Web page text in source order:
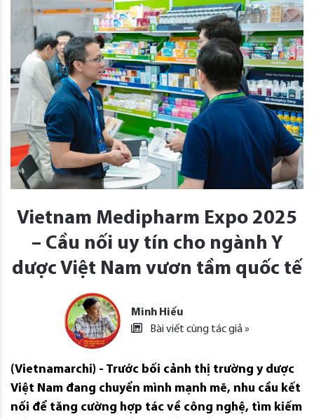
Vietnam Medipharm Expo 2025
– Cầu nối uy tín cho ngành Y
dược Việt Nam vươn tầm quốc tế
Minh Hiếu
Bài viết cùng tác giả »
(Vietnamarchi) - Trước bối cảnh thị trường y dược
Việt Nam đang chuyển mình mạnh mẽ, nhu cầu kết
nối để tăng cường hợp tác về công nghệ, tìm kiếm